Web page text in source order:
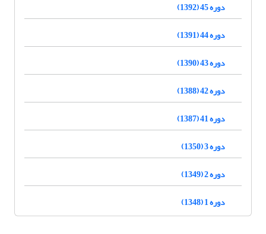
دوره 45 (1392)
دوره 44 (1391)
دوره 43 (1390)
دوره 42 (1388)
دوره 41 (1387)
دوره 3 (1350)
دوره 2 (1349)
دوره 1 (1348)